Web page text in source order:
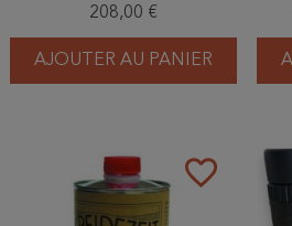
Béton de bois - Schwegler
(N°20B - 247/1)
208,00 €
AJOUTER AU PANIER
favorite_border